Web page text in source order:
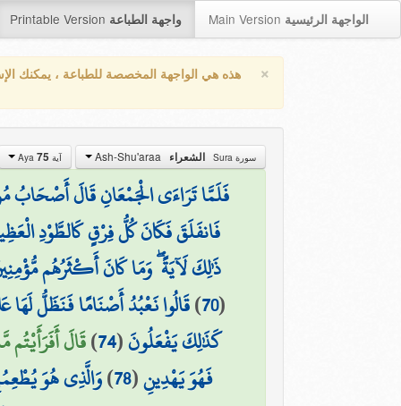
Printable Version واجهة الطباعة Main Version الواجهة الرئيسية
× هذه هي الواجهة المخصصة للطباعة ، يمكنك
سورة Sura الشعراء آية Aya 75
فَلَمَّا تَرَاءَى الْجَمْعَانِ قَالَ أَصْحَابُ
فَانفَلَقَ فَكَانَ كُلُّ فِرْقٍ كَالطَّوْدِ
ذَٰلِكَ لَآيَةً ۖ وَمَا كَانَ أَكْثَرُهُم
(
70
)قَالُوا نَعْبُدُ أَصْنَامًا فَنَظَلُّ لَهَا
كَذَٰلِكَ يَفْعَلُونَ(
74
)قَالَ أَفَرَأَيْتُم
فَهُوَ يَهْدِينِ(
78
)وَالَّذِي هُوَ